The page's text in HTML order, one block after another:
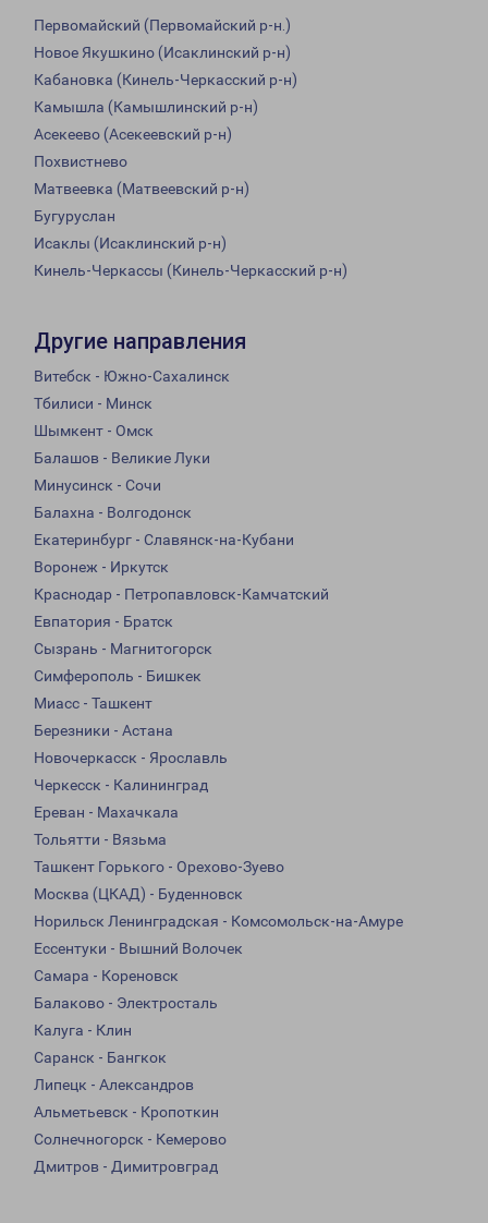
Первомайский (Первомайский р-н.)
Новое Якушкино (Исаклинский р-н)
Кабановка (Кинель-Черкасский р-н)
Камышла (Камышлинский р-н)
Асекеево (Асекеевский р-н)
Похвистнево
Матвеевка (Матвеевский р-н)
Бугуруслан
Исаклы (Исаклинский р-н)
Кинель-Черкассы (Кинель-Черкасский р-н)
Другие направления
Витебск - Южно-Сахалинск
Тбилиси - Минск
Шымкент - Омск
Балашов - Великие Луки
Минусинск - Сочи
Балахна - Волгодонск
Екатеринбург - Славянск-на-Кубани
Воронеж - Иркутск
Краснодар - Петропавловск-Камчатский
Евпатория - Братск
Сызрань - Магнитогорск
Симферополь - Бишкек
Миасс - Ташкент
Березники - Астана
Новочеркасск - Ярославль
Черкесск - Калининград
Ереван - Махачкала
Тольятти - Вязьма
Ташкент Горького - Орехово-Зуево
Москва (ЦКАД) - Буденновск
Норильск Ленинградская - Комсомольск-на-Амуре
Ессентуки - Вышний Волочек
Самара - Кореновск
Балаково - Электросталь
Калуга - Клин
Саранск - Бангкок
Липецк - Александров
Альметьевск - Кропоткин
Солнечногорск - Кемерово
Дмитров - Димитровград